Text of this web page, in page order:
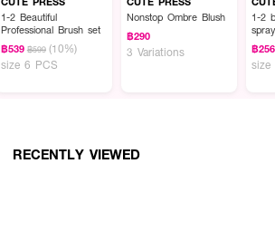
1-2 Beautiful
Professional Brush set
฿539 ฿599 (10%)
size 6 PCS
Nonstop Ombre Blush
฿290
3 Variations
1-2
spray
฿256
size
RECENTLY VIEWED